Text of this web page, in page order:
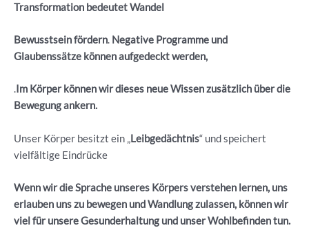
Transformation bedeutet Wandel
Bewusstsein fördern. Negative Programme und
Glaubenssätze können aufgedeckt werden,
.Im Körper können wir dieses neue Wissen zusätzlich über die
Bewegung ankern.
Unser Körper besitzt ein „Leibgedächtnis“ und speichert
vielfältige Eindrücke
Wenn wir die Sprache unseres Körpers verstehen lernen, uns
erlauben uns zu bewegen und Wandlung zulassen, können wir
viel für unsere Gesunderhaltung und unser Wohlbefinden tun.